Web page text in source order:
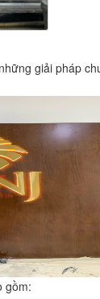
giải pháp
gồm: